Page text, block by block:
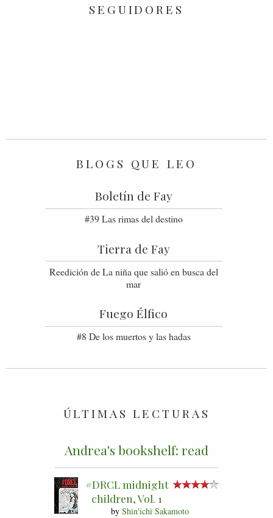
SEGUIDORES
BLOGS QUE LEO
Boletín de Fay
#39 Las rimas del destino
Tierra de Fay
Reedición de La niña que salió en busca del
mar
Fuego Élfico
#8 De los muertos y las hadas
ÚLTIMAS LECTURAS
Andrea's bookshelf: read
#DRCL midnight
children, Vol. 1
by Shin'ichi Sakamoto